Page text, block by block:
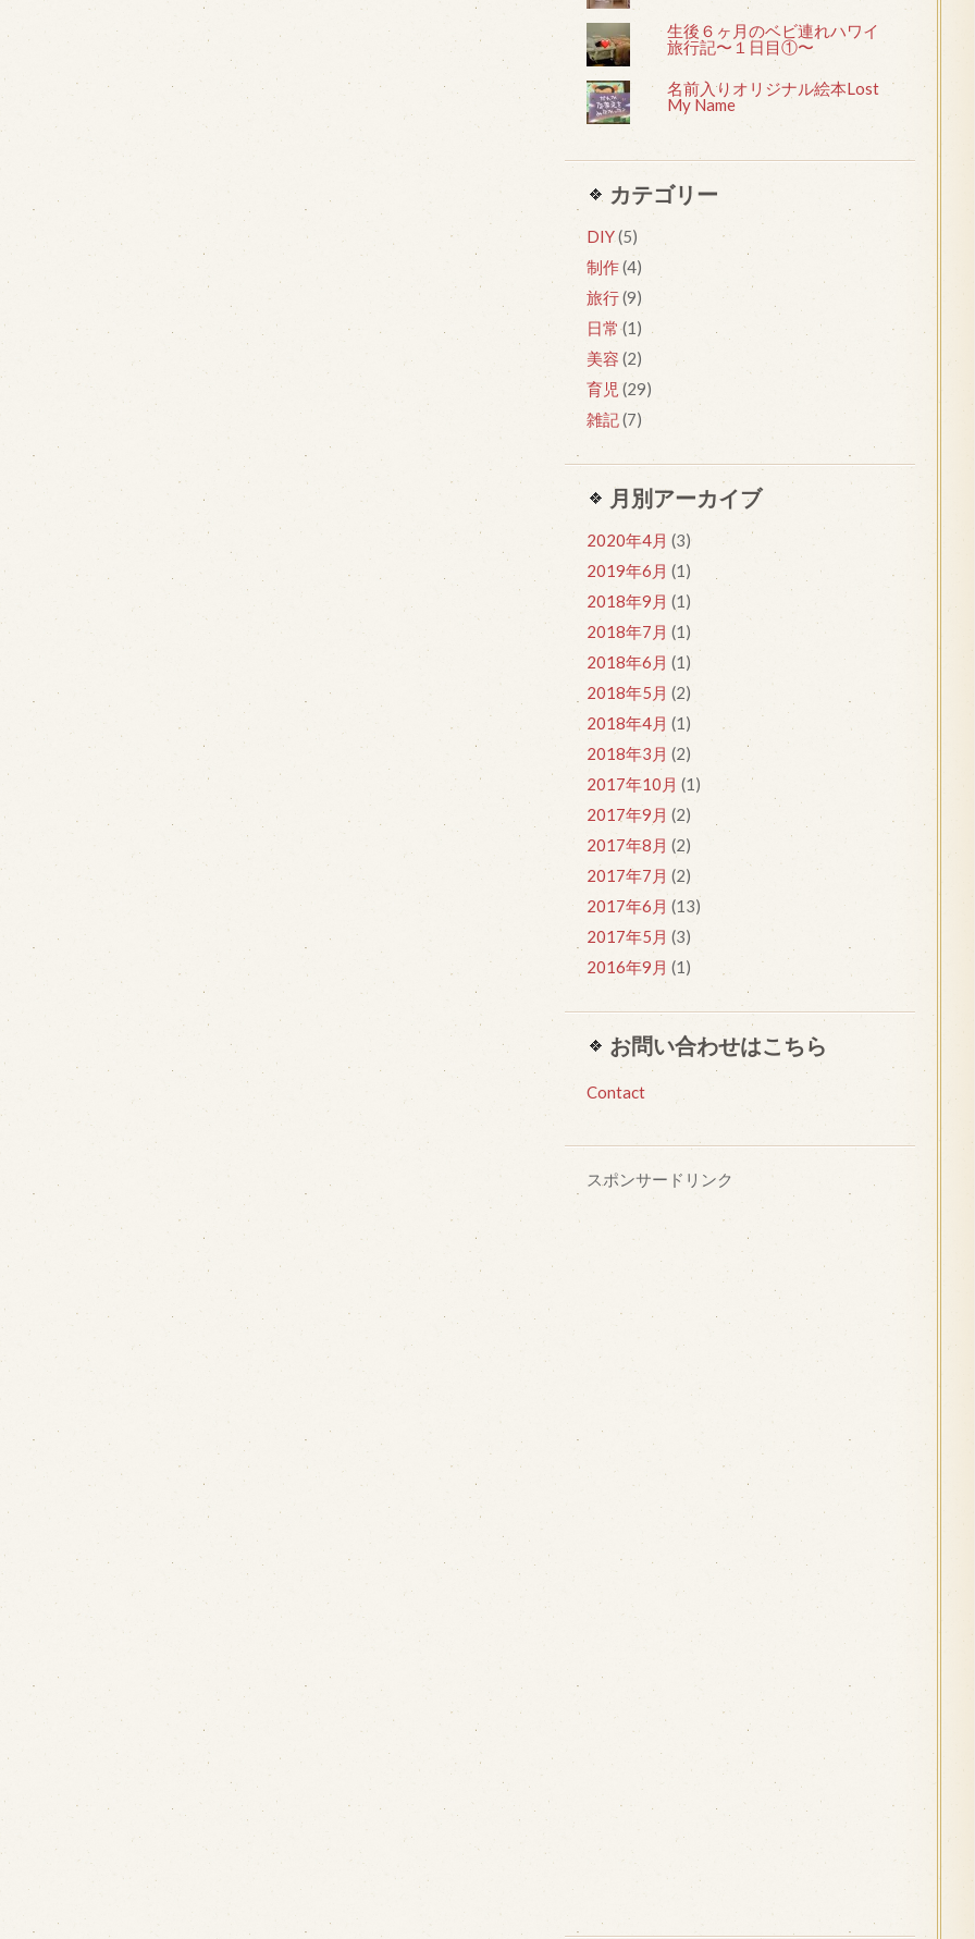
生後６ヶ月のベビ連れハワイ
旅行記〜１日目①〜
名前入りオリジナル絵本Lost
My Name
カテゴリー
DIY(5)
制作(4)
旅行(9)
日常(1)
美容 (2)
育児 (29)
雑記(7)
月別アーカイブ
2020年4月 (3)
2019年6月 (1)
2018年9月 (1)
2018年7月 (1)
2018年6月 (1)
2018年5月 (2)
2018年4月 (1)
2018年3月 (2)
2017年10月 (1)
2017年9月 (2)
2017年8月 (2)
2017年7月 (2)
2017年6月 (13)
2017年5月 (3)
2016年9月 (1)
お問い合わせはこちら
Contact
スポンサードリンク